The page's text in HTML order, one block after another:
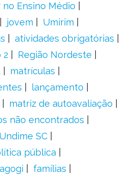
no Ensino Médio
jovem
Umirim
atividades obrigatórias
2
Região Nordeste
matrículas
lançamento
matriz de autoavaliação
não encontrados
Undime SC
pública
famílias